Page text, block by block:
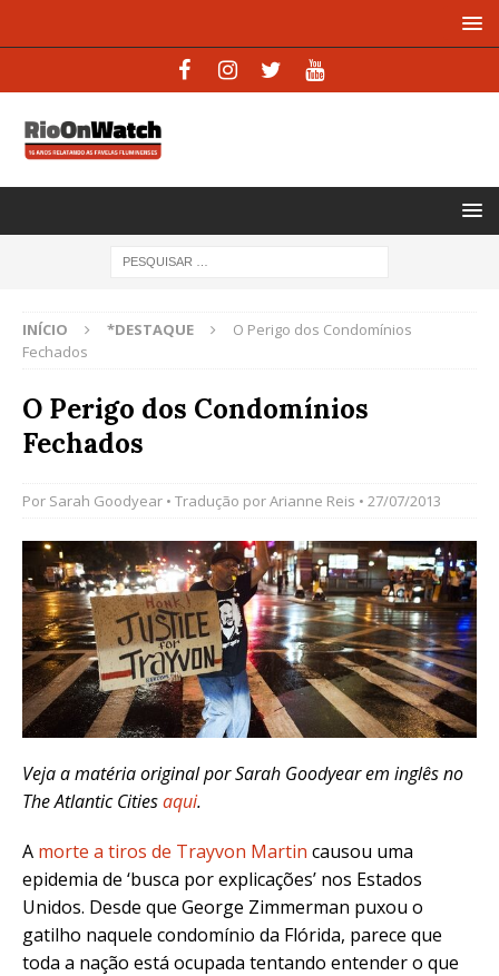
INÍCIO *DESTAQUE
O Perigo dos Condomínios
Fechados
O Perigo dos Condomínios
Fechados
Por Sarah Goodyear • Tradução porArianne Reis • 27/07/2013
Veja a matéria originalporSarah Goodyear em inglêsno
The Atlantic Citiesaqui.
A morte a tiros de Trayvon Martin causou uma
epidemia de ‘busca por explicações’ nos Estados
Unidos. Desde que George Zimmerman puxou o
gatilho naquele condomínio da Flórida, parece que
toda a nação está ocupada tentando entender o que